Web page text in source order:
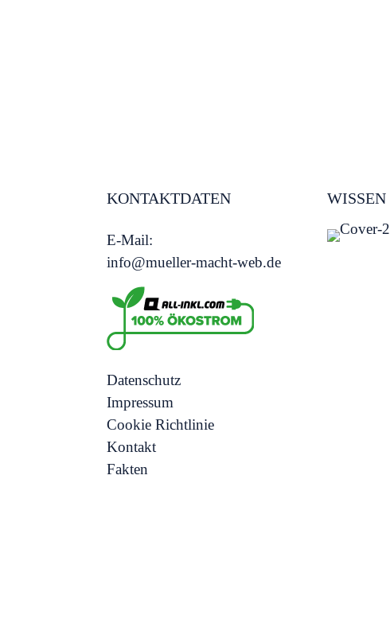
KONTAKTDATEN
E-Mail:
info@mueller-macht-web.de
Datenschutz
Impressum
Cookie Richtlinie
Kontakt
Fakten
WISSEN